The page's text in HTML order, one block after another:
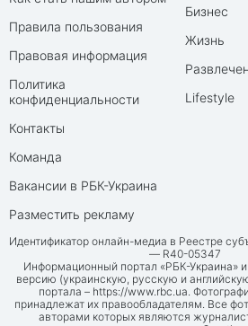
Правила пользования
Правовая информация
Политика
конфиденциальности
Контакты
Команда
Вакансии в РБК-Украина
Разместить рекламу
Бизнес
Жизнь
Lifestyle
Идентификатор онлайн-медиа в Реестре
— R40-05347
Информационный портал «РБК-Украина»
версию (украинскую, русскую и
портала – https://www.rbc.ua.
принадлежат их правообладателям. Все
авторами которых являются